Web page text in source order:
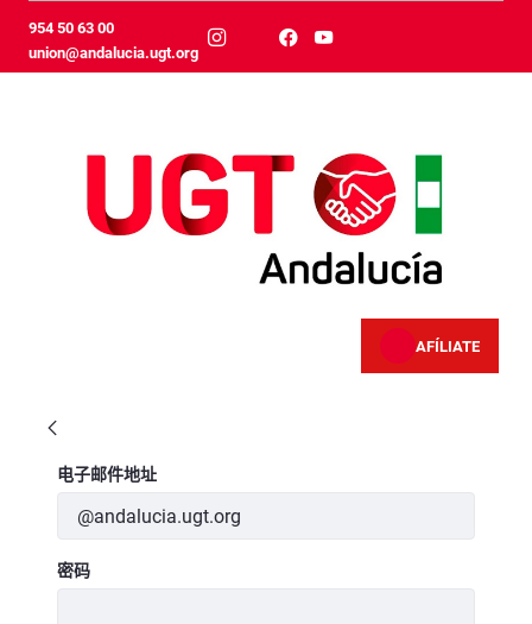
跳转到主内容
954 50 63 00
union@andalucia.ugt.org
AFÍLIATE
登录
电子邮件地址
密码